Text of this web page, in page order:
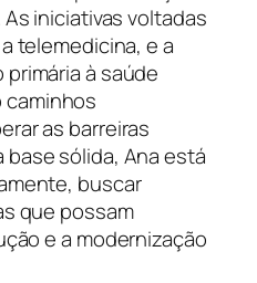
iniciativas voltadas
telemedicina, e a
à saúde
as barreiras
sólida, Ana está
buscar
que possam
e a modernização